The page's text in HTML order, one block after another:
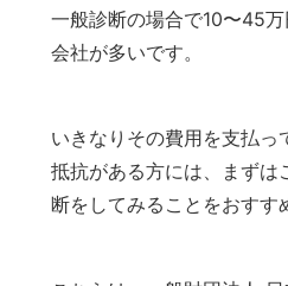
一般診断の場合で10〜45
会社が多いです。
いきなりその費用を支払っ
抵抗がある方には、まずは
断をしてみることをおすす